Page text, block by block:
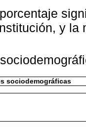
y la
sociodemográficas